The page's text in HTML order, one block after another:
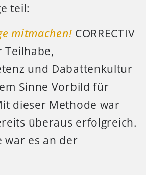
teil:
mitmachen! CORRECTIV
Teilhabe,
und Dabattenkultur
Sinne Vorbild für
dieser Methode war
überaus erfolgreich.
war es an der